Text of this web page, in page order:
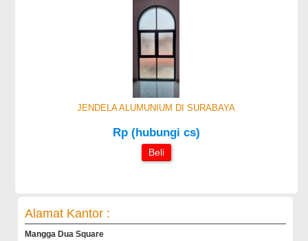
JENDELA ALUMUNIUM DI SURABAYA
Rp (hubungi cs)
Beli
Alamat Kantor :
Mangga Dua Square